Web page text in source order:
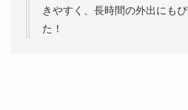
どのアイテムもオシャレを楽し